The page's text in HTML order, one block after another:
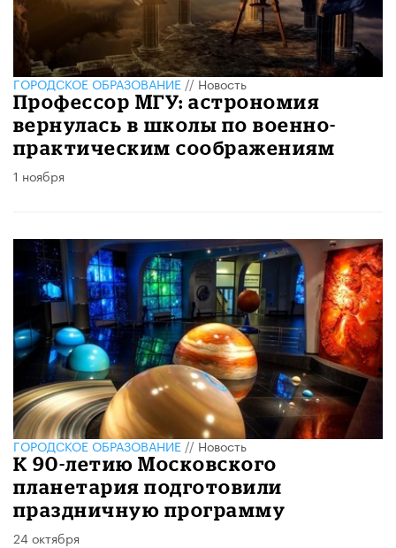
ГОРОДСКОЕ ОБРАЗОВАНИЕ//Новость
Профессор МГУ: астрономия
вернулась в школы по военно-
практическим соображениям
1 ноября
ГОРОДСКОЕ ОБРАЗОВАНИЕ//Новость
К 90-летию Московского
планетария подготовили
праздничную программу
24 октября